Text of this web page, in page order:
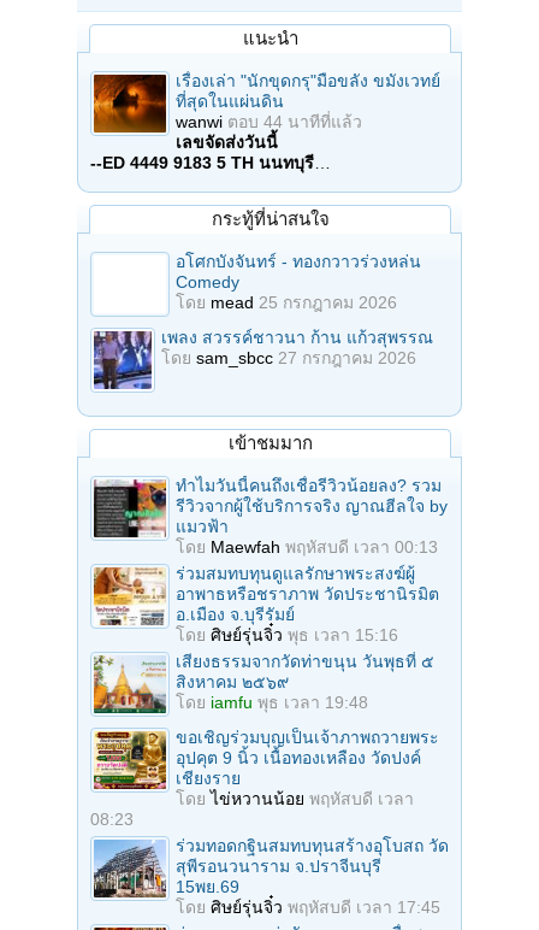
แนะนำ
เรื่องเล่า "นักขุดกรุ"มือขลัง ขมังเวทย์
ที่สุดในแผ่นดิน
wanwi ตอบ 44 นาทีที่แล้ว
เลขจัดส่งวันนี้
--ED 4449 9183 5 TH นนทบุรี
กระทู้ที่น่าสนใจ
อโศกบังจันทร์ - ทองกวาวร่วงหล่น
Comedy
โดย mead 25 กรกฎาคม 2026
เพลง สวรรค์ชาวนา ก้าน แก้วสุพรรณ
โดย sam_sbcc 27 กรกฎาคม 2026
เข้าชมมาก
ทำไมวันนี้คนถึงเชื่อรีวิวน้อยลง? รวม
รีวิวจากผู้ใช้บริการจริง ญาณฮีลใจ by
แมวฟ้า
โดย Maewfah พฤหัสบดี เวลา 00:13
ร่วมสมทบทุนดูแลรักษาพระสงฆ์ผู้
อาพาธหรือชราภาพ วัดประชานิรมิต
อ.เมือง จ.บุรีรัมย์
โดย ศิษย์รุ่นจิ๋ว พุธ เวลา 15:16
เสียงธรรมจากวัดท่าขนุน วันพุธที่ ๕
สิงหาคม ๒๕๖๙
โดย iamfu พุธ เวลา 19:48
ขอเชิญร่วมบุญเป็นเจ้าภาพถวายพระ
อุปคุต 9 นิ้ว เนื้อทองเหลือง วัดปงค์
เชียงราย
โดยไข่หวานน้อย พฤหัสบดี เวลา
08:23
ร่วมทอดกฐินสมทบทุนสร้างอุโบสถ วัด
สุพีรอนวนาราม จ.ปราจีนบุรี
15พย.69
โดย ศิษย์รุ่นจิ๋ว พฤหัสบดี เวลา 17:45